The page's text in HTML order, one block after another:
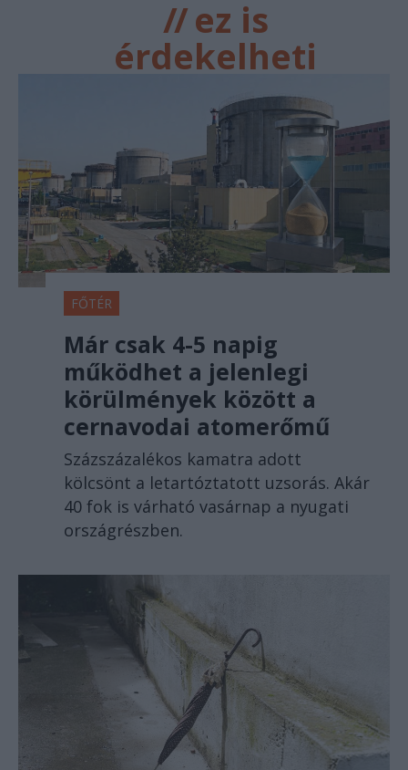
//ez is
érdekelheti
FŐTÉR
Már csak 4-5 napig
működhet a jelenlegi
körülmények között a
cernavodai atomerőmű
Százszázalékos kamatra adott
kölcsönt a letartóztatott uzsorás. Akár
40 fok is várható vasárnap a nyugati
országrészben.